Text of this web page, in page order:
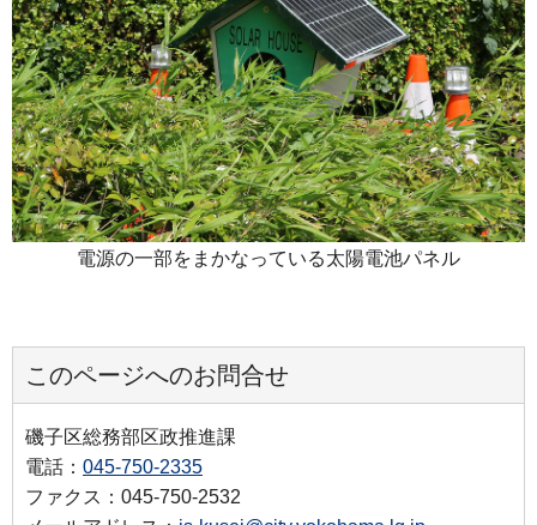
電源の一部をまかなっている太陽電池パネル
このページへのお問合せ
磯子区総務部区政推進課
電話： 045-750-2335
ファクス：045-750-2532